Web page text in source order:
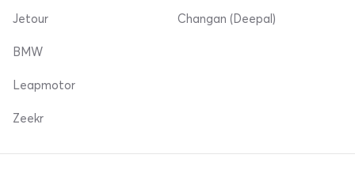
Jetour Changan (Deepal)
BMW
Leapmotor
Zeekr